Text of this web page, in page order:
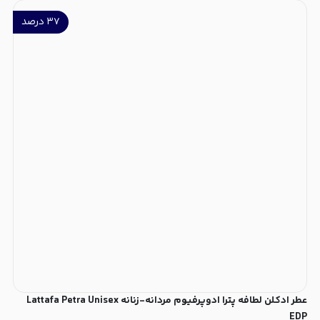
۳۷ درصد
عطر ادکلن لطافه پترا ادوپرفیوم مردانه-زنانه Lattafa Petra Unisex